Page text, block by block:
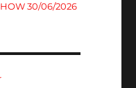
30/06/2026